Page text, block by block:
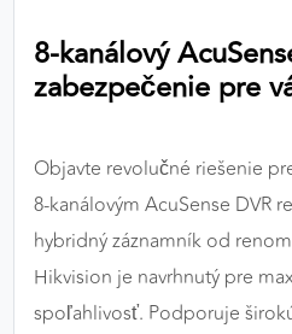
8-kanálový
zabezpečenie pre
Objavte revolučné riešenie
8-kanálovým AcuSense DVR
hybridný záznamník od
Hikvision je navrhnutý pre
spoľahlivosť. Podporuje
Google Analytics
MARKETINGOVÉ
správania používateľov
stránkami. Umožňujú